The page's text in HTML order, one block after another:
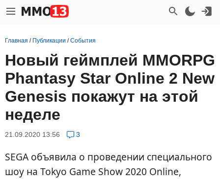
Главная / Публикации /События
Новый геймплей MMORPG
Phantasy Star Online 2 New
Genesis покажут на этой
неделе
21.09.2020 13:56 3
SEGA объявила о проведении специального
шоу на Tokyo Game Show 2020 Online,